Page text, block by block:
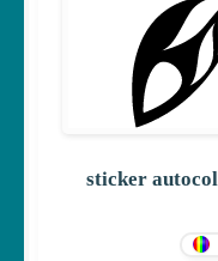
sticker